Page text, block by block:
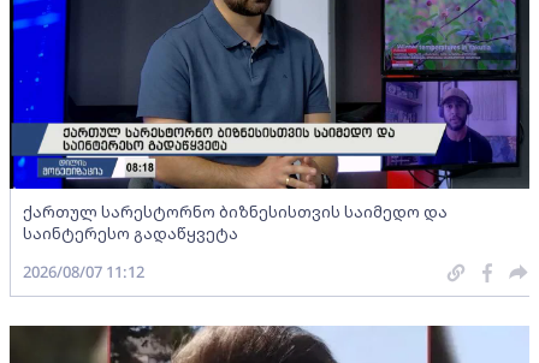
ქართულ სარესტორნო ბიზნესისთვის საიმედო და
საინტერესო გადაწყვეტა
2026/08/07 11:12